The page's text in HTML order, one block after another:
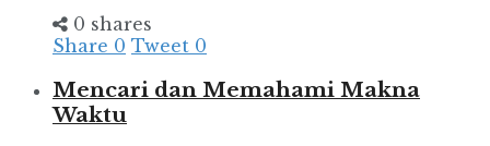
0 shares
Share 0 Tweet 0
Mencari dan Memahami Makna
Waktu